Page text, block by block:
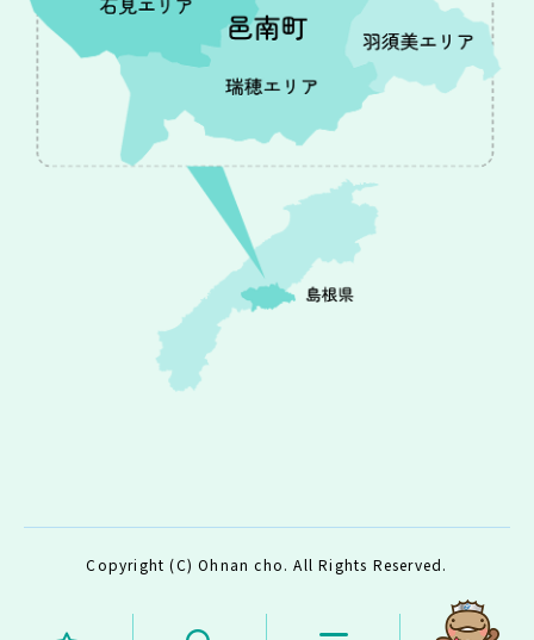
Copyright (C) Ohnan cho. All Rights Reserved.